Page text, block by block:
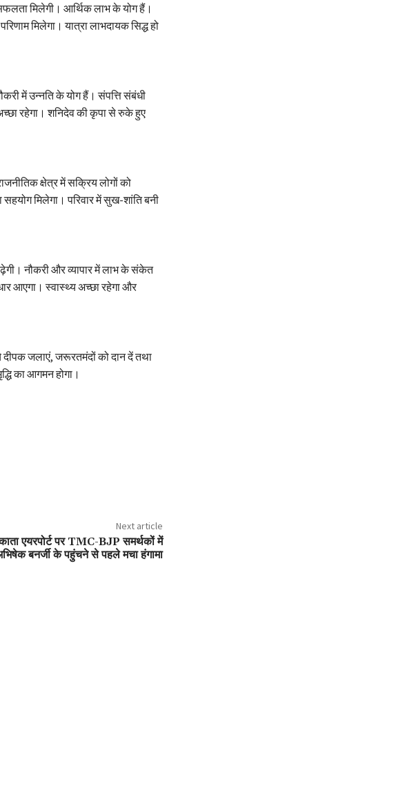
मिलेगी। आर्थिक लाभ के योग हैं।
मिलेगा। यात्रा लाभदायक सिद्ध हो
में उन्नति के योग हैं। संपत्ति संबंधी
रहेगा। शनिदेव की कृपा से रुके हुए
क्षेत्र में सक्रिय लोगों को
मिलेगा। परिवार में सुख-शांति बनी
नौकरी और व्यापार में लाभ के संकेत
आएगा। स्वास्थ्य अच्छा रहेगा और
दीपक जलाएं, जरूरतमंदों को दान दें तथा
का आगमन होगा।
Next article
एयरपोर्ट पर TMC-BJP समर्थकों में
बनर्जी के पहुंचने से पहले मचा हंगामा